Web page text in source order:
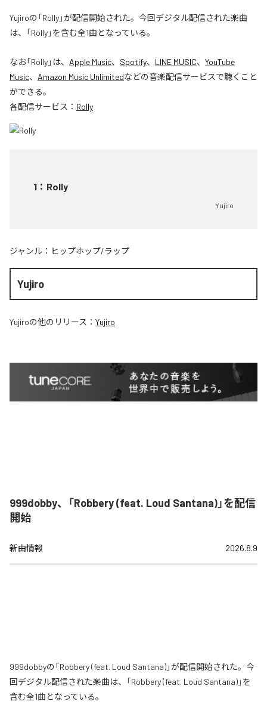
Yujiroの「Rolly」が配信開始された。今回デジタル配信された楽曲
は、「Rolly」を含む全1曲となっている。
なお「Rolly」は、 Apple Music、 Spotify、 LINE MUSIC、 YouTube
Music、 Amazon Music Unlimitedなどの音楽配信サービスで聴くこと
ができる。
各配信サービス： Rolly
1 ： Rolly
Yujiro
ジャンル： ヒップホップ/ラップ
Yujiro
Yujiroの他のリリース： Yujiro
999dobby、「Robbery (feat. Loud Santana)」を配信
開始
新曲情報 2026.8.9
999dobbyの「Robbery (feat. Loud Santana)」が配信開始された。今
回デジタル配信された楽曲は、「Robbery (feat. Loud Santana)」を
含む全1曲となっている。